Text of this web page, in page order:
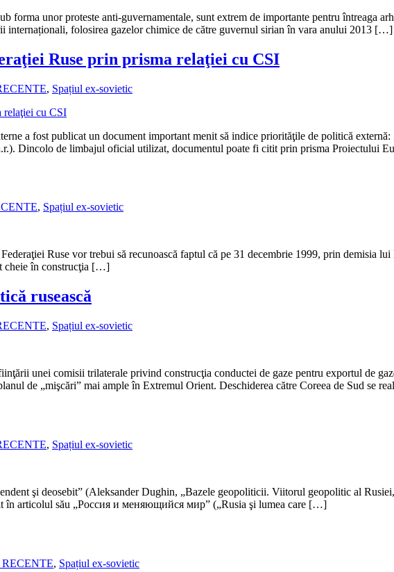
unor proteste anti-guvernamentale, sunt extrem de importante pentru întreaga
internaționali, folosirea gazelor chimice de către guvernul sirian în vara anului 2013 […]
Ruse prin prisma relaţiei cu CSI
, Spațiul ex-sovietic
a fost publicat un document important menit să indice priorităţile de politică
Dincolo de limbajul oficial utilizat, documentul poate fi citit prin prisma Proiectului
, Spațiul ex-sovietic
Ruse vor trebui să recunoască faptul că pe 31 decembrie 1999, prin demisia
cheie în construcţia […]
rusească
, Spațiul ex-sovietic
unei comisii trilaterale privind construcţia conductei de gaze pentru exportul de
de „mişcări” mai ample în Extremul Orient. Deschiderea către Coreea de Sud se
, Spațiul ex-sovietic
şi deosebit” (Aleksander Dughin, „Bazele geopoliticii. Viitorul geopolitic al
în articolul său „Россия и меняющийся мир” („Rusia şi lumea care […]
, Spațiul ex-sovietic